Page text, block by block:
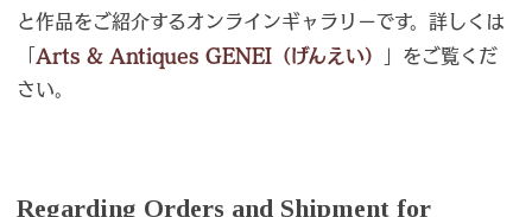
と作品をご紹介するオンラインギャラリーです。詳しくは
Arts & Antiques GENEI（げんえい）
」をご覧くだ
さい。
Regarding Orders and Shipment for